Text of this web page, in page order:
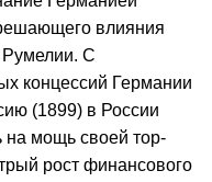
влияния
Румелии. С
концессий Германии
(1899) в Рос­сии
на мощь своей тор­
рост финансового